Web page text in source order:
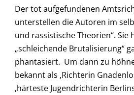
Der tot aufgefundenen
unterstellen die Autoren im
und rassistische Theorien“. Sie
„schleichende Brutalisierung“
phantasiert. Um dann zu
bekannt als ‚Richterin
‚härteste Jugendrichterin